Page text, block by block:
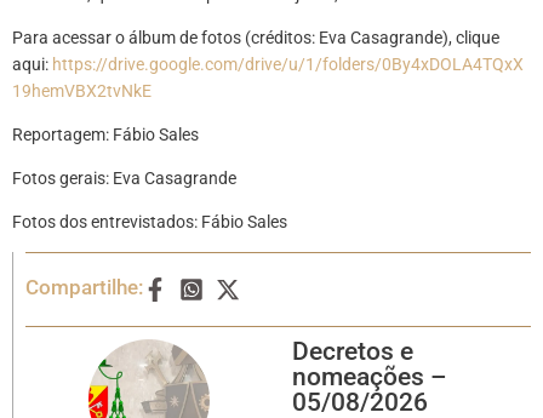
Para acessar o álbum de fotos (créditos: Eva Casagrande), clique
aqui: https://drive.google.com/drive/u/1/folders/0By4xDOLA4TQxX
19hemVBX2tvNkE
Reportagem: Fábio Sales
Fotos gerais: Eva Casagrande
Fotos dos entrevistados: Fábio Sales
Compartilhe:
Decretos e
nomeações –
05/08/2026